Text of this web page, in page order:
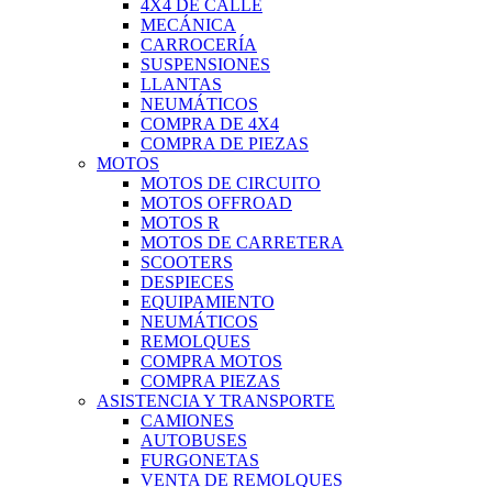
4X4 DE CALLE
MECÁNICA
CARROCERÍA
SUSPENSIONES
LLANTAS
NEUMÁTICOS
COMPRA DE 4X4
COMPRA DE PIEZAS
MOTOS
MOTOS DE CIRCUITO
MOTOS OFFROAD
MOTOS R
MOTOS DE CARRETERA
SCOOTERS
DESPIECES
EQUIPAMIENTO
NEUMÁTICOS
REMOLQUES
COMPRA MOTOS
COMPRA PIEZAS
ASISTENCIA Y TRANSPORTE
CAMIONES
AUTOBUSES
FURGONETAS
VENTA DE REMOLQUES